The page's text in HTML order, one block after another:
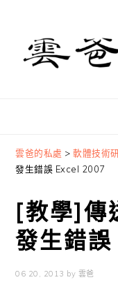
primary
navigation
content
primary
sidebar
雲爸的私處 >軟體技術
發生錯誤 Excel 2007
[教學]傳
發生錯
06 20, 2013 by 雲爸